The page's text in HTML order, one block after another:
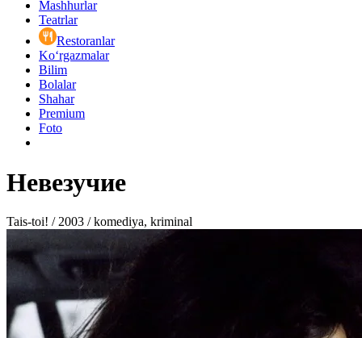
Mashhurlar
Teatrlar
Restoranlar
Ko‘rgazmalar
Bilim
Bolalar
Shahar
Premium
Foto
Невезучие
Tais-toi! / 2003 / komediya, kriminal